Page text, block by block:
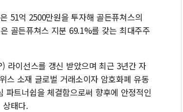
51억 2500만원을 투자해 골든퓨쳐스의
골든퓨쳐스 지분 69.1%를 갖는 최대주주
라이선스를 갱신 받았으며 최근 3년간 자
스 소재 글로벌 거래소이자 암호화폐 유동
트너쉽을 체결함으로써 향후에 안정적인
상태다.